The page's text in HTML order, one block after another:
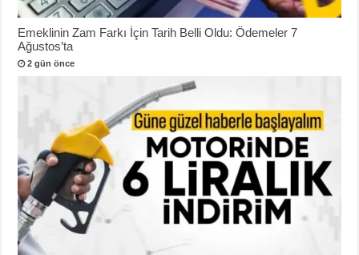
Emeklinin Zam Farkı İçin Tarih Belli Oldu: Ödemeler 7
Ağustos’ta
2 gün önce